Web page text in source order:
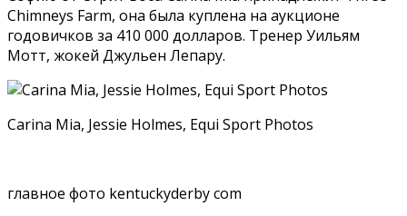
Chimneys Farm, она была куплена на аукционе
годовичков за 410 000 долларов. Тренер Уильям
Мотт, жокей Джульен Лепару.
Carina Mia, Jessie Holmes, Equi Sport Photos
главное фото kentuckyderby com